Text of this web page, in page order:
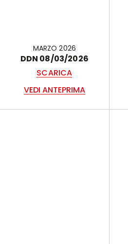
MARZO 2026
DDN 08/03/2026
SCARICA
VEDI ANTEPRIMA